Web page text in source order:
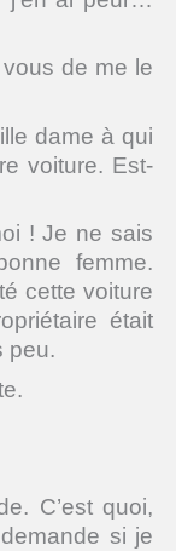
de me le
dame à qui
voiture. Est-
! Je ne sais
femme.
cette voiture
était
peu.
C’est quoi,
si je